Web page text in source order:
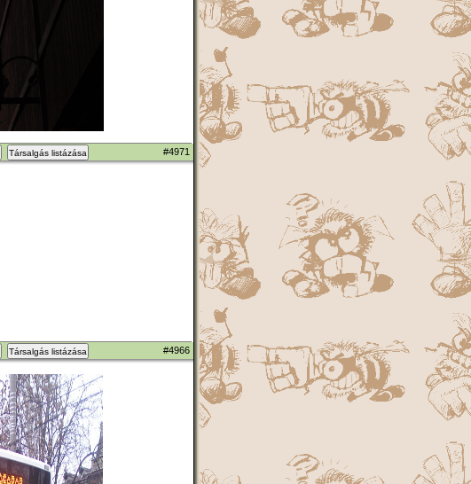
Társalgás listázása #4971
Társalgás listázása #4966